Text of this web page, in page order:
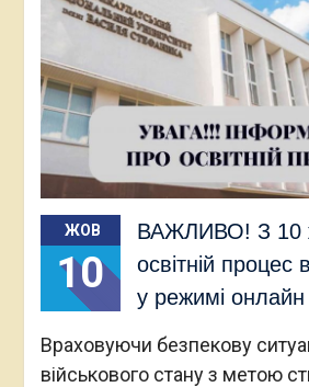
ЖОВ
10
ВАЖЛИВО! З 10
освітній процес
у режимі онлайн
Враховуючи безпекову
військового стану з метою